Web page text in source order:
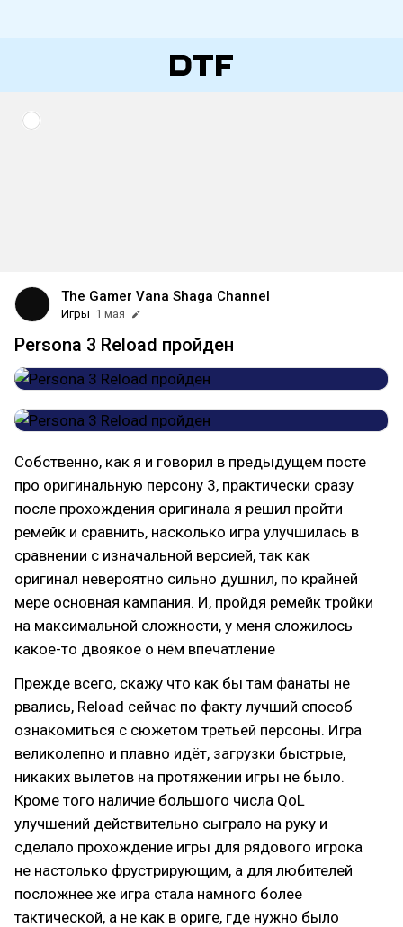
The Gamer Vana Shaga Channel
Игры 1 мая
Persona 3 Reload пройден
Собственно, как я и говорил в предыдущем посте
про оригинальную персону 3, практически сразу
после прохождения оригинала я решил пройти
ремейк и сравнить, насколько игра улучшилась в
сравнении с изначальной версией, так как
оригинал невероятно сильно душнил, по крайней
мере основная кампания. И, пройдя ремейк тройки
на максимальной сложности, у меня сложилось
какое-то двоякое о нём впечатление
Прежде всего, скажу что как бы там фанаты не
рвались, Reload сейчас по факту лучший способ
ознакомиться с сюжетом третьей персоны. Игра
великолепно и плавно идёт, загрузки быстрые,
никаких вылетов на протяжении игры не было.
Кроме того наличие большого числа QoL
улучшений действительно сыграло на руку и
сделало прохождение игры для рядового игрока
не настолько фрустрирующим, а для любителей
посложнее же игра стала намного более
тактической, а не как в ориге, где нужно было